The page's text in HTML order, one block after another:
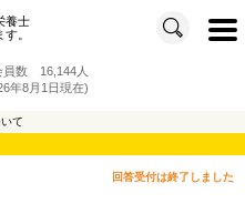
養士
。
t
o
i
a
i
数 16,144人
年8月1日現在)
て
回答受付は終了しました